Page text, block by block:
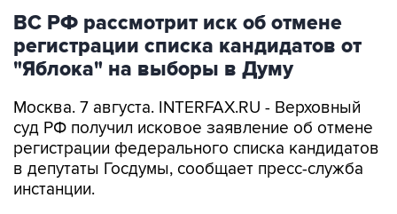
ВС РФ рассмотрит иск об отмене
регистрации списка кандидатов от
"Яблока" на выборы в Думу
Москва. 7 августа. INTERFAX.RU - Верховный
суд РФ получил исковое заявление об отмене
регистрации федерального списка кандидатов
в депутаты Госдумы, сообщает пресс-служба
инстанции.